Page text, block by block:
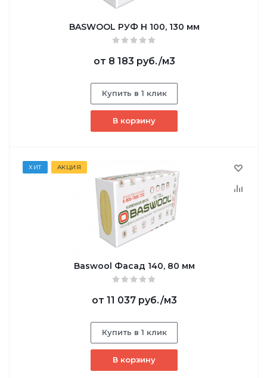
BASWOOL РУФ Н 100, 130 мм
от 8 183 руб./м3
Купить в 1 клик
В корзину
ХИТ АКЦИЯ
Baswool Фасад 140, 80 мм
от 11 037 руб./м3
Купить в 1 клик
В корзину